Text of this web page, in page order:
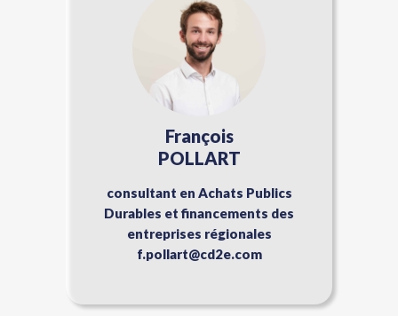
François
POLLART
consultant en Achats Publics
Durables et financements des
entreprises régionales
f.pollart@cd2e.com